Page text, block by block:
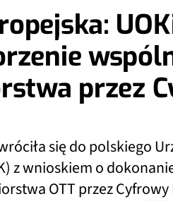
przez
się do polskiego
z wnioskiem o
OTT przez Cyfrowy